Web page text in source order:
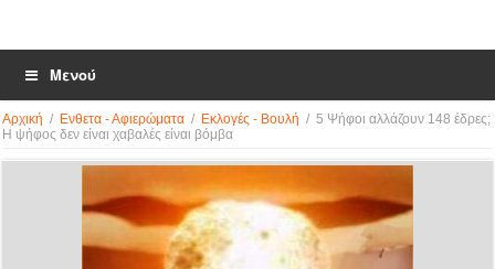
Μενού
Αρχική / Ενθετα - Αφιερώματα / Εκλογές - Βουλή / 5 Ψήφοι αλλάζουν 148 έδρες;
Η ψήφος δεν είναι χαβαλές είναι βόμβα